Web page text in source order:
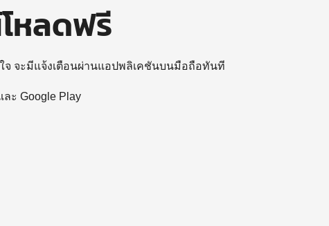
หลดฟรี
จะมีแจ้งเตือนผ่านแอปพลิเคชันบนมือถือทันที
ะ Google Play